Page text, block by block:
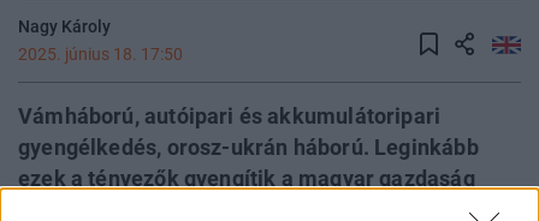
Nagy Károly
2025. június 18. 17:50
Vámháború, autóipari és akkumulátoripari
gyengélkedés, orosz-ukrán háború. Leginkább
ezek a tényezők gyengítik a magyar gazdaság